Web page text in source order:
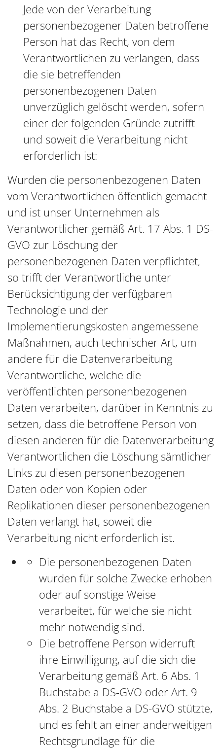
Jede von der Verarbeitung
personenbezogener Daten betroffene
Person hat das Recht, von dem
Verantwortlichen zu verlangen, dass
die sie betreffenden
personenbezogenen Daten
unverzüglich gelöscht werden, sofern
einer der folgenden Gründe zutrifft
und soweit die Verarbeitung nicht
erforderlich ist:
Wurden die personenbezogenen Daten
vom Verantwortlichen öffentlich gemacht
und ist unser Unternehmen als
Verantwortlicher gemäß Art. 17 Abs. 1 DS-
GVO zur Löschung der
personenbezogenen Daten verpflichtet,
so trifft der Verantwortliche unter
Berücksichtigung der verfügbaren
Technologie und der
Implementierungskosten angemessene
Maßnahmen, auch technischer Art, um
andere für die Datenverarbeitung
Verantwortliche, welche die
veröffentlichten personenbezogenen
Daten verarbeiten, darüber in Kenntnis zu
setzen, dass die betroffene Person von
diesen anderen für die Datenverarbeitung
Verantwortlichen die Löschung sämtlicher
Links zu diesen personenbezogenen
Daten oder von Kopien oder
Replikationen dieser personenbezogenen
Daten verlangt hat, soweit die
Verarbeitung nicht erforderlich ist.
Die personenbezogenen Daten
wurden für solche Zwecke erhoben
oder auf sonstige Weise
verarbeitet, für welche sie nicht
mehr notwendig sind.
Die betroffene Person widerruft
ihre Einwilligung, auf die sich die
Verarbeitung gemäß Art. 6 Abs. 1
Buchstabe a DS-GVO oder Art. 9
Abs. 2 Buchstabe a DS-GVO stützte,
und es fehlt an einer anderweitigen
Rechtsgrundlage für die